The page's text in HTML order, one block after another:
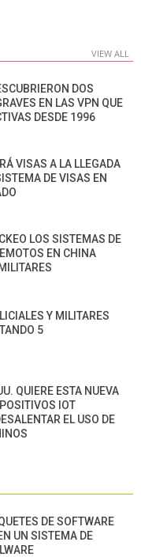
VIEW ALL
DOS
EN LAS VPN QUE
DESDE 1996
VISAS A LA LLEGADA
DE VISAS EN
LOS SISTEMAS DE
EN CHINA
Y MILITARES
5
QUIERE ESTA NUEVA
IOT
EL USO DE
DE SOFTWARE
UN SISTEMA DE